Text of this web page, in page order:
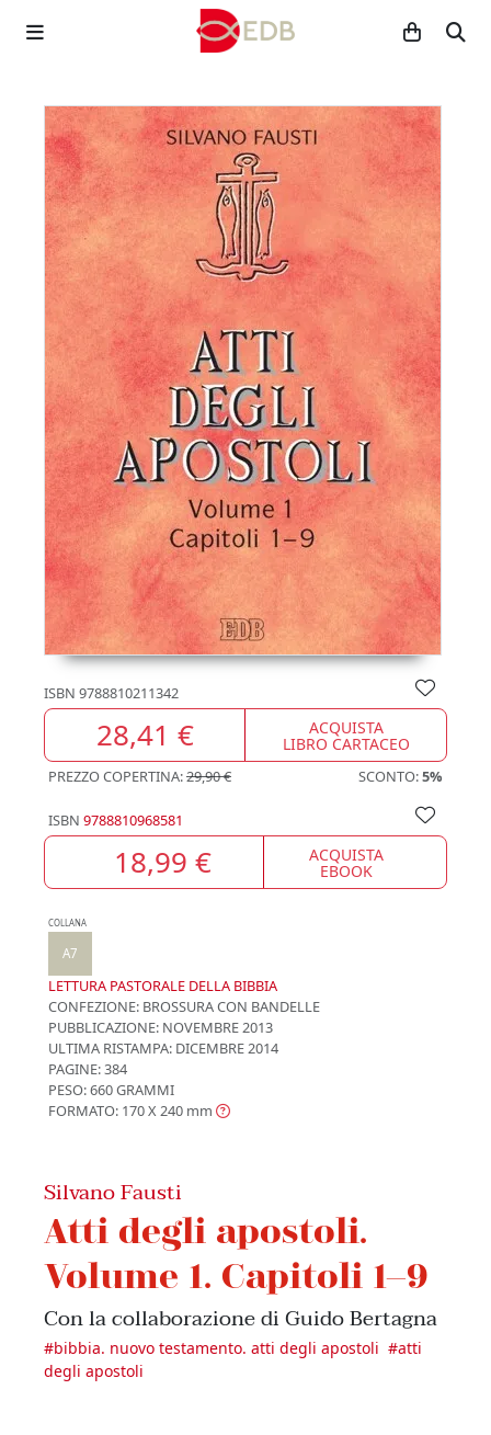
ISBN 9788810211342
28,41 € ACQUISTA
LIBRO CARTACEO
PREZZO COPERTINA:29,90 € SCONTO:5%
ISBN 9788810968581
18,99 € ACQUISTA
EBOOK
COLLANA
A7
LETTURA PASTORALE DELLA BIBBIA
CONFEZIONE: BROSSURA CON BANDELLE
PUBBLICAZIONE: NOVEMBRE 2013
ULTIMA RISTAMPA: DICEMBRE 2014
PAGINE: 384
PESO: 660 GRAMMI
FORMATO: 170 X 240 mm
Silvano Fausti
Atti degli apostoli.
Volume 1. Capitoli 1–9
Con la collaborazione di Guido Bertagna
#bibbia. nuovo testamento. atti degli apostoli #atti
degli apostoli